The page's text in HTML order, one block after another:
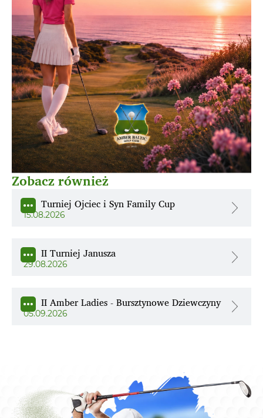
Zobacz również
Turniej Ojciec i Syn Family Cup
15.08.2026
II Turniej Janusza
29.08.2026
II Amber Ladies - Bursztynowe Dziewczyny
05.09.2026